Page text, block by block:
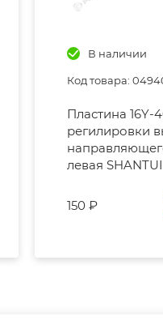
В наличии
Код товара:
Пластина 16Y-
регилировки
левая
150 ₽